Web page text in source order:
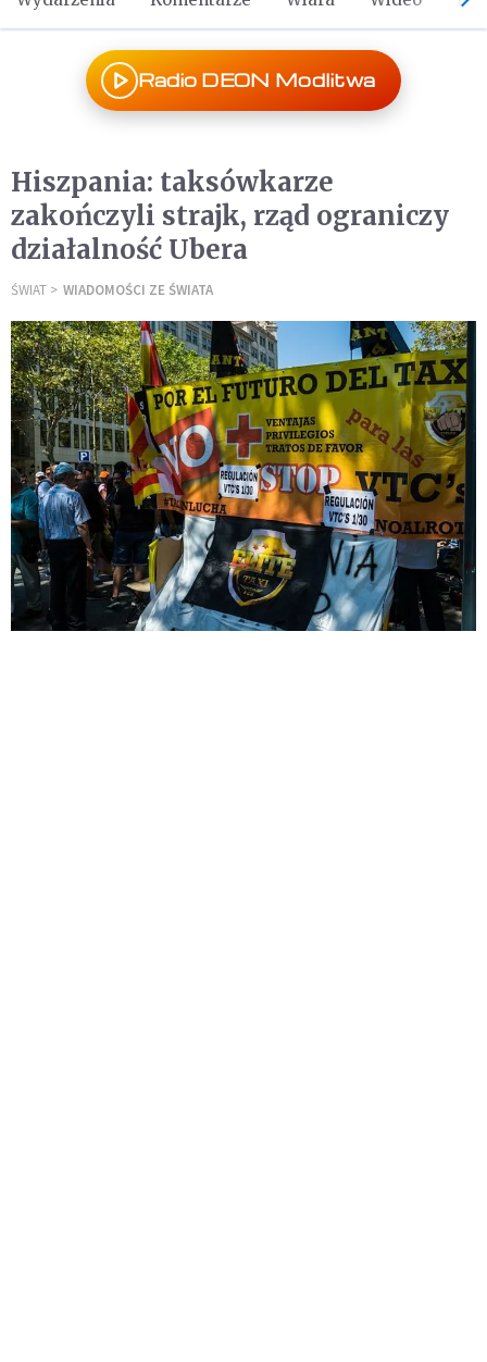
Radio DEON Modlitwa
Hiszpania: taksówkarze
zakończyli strajk, rząd ograniczy
działalność Ubera
ŚWIAT WIADOMOŚCI ZE ŚWIATA